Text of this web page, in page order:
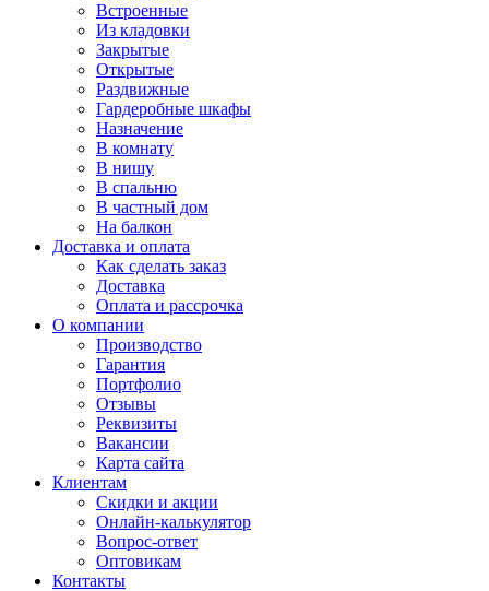
Встроенные
Из кладовки
Закрытые
Открытые
Раздвижные
Гардеробные шкафы
Назначение
В комнату
В нишу
В спальню
В частный дом
На балкон
Доставка и оплата
Как сделать заказ
Доставка
Оплата и рассрочка
О компании
Производство
Гарантия
Портфолио
Отзывы
Реквизиты
Вакансии
Карта сайта
Клиентам
Скидки и акции
Онлайн-калькулятор
Вопрос-ответ
Оптовикам
Контакты